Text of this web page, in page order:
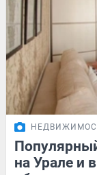
на Урале и